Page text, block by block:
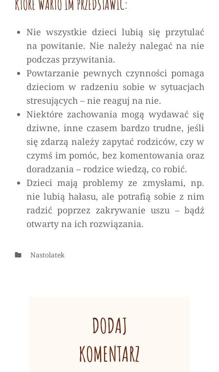
KTÓRE WARTO IM PRZEDSTAWIĆ:
Nie wszystkie dzieci lubią się przytulać
na powitanie. Nie należy nalegać na nie
podczas przywitania.
Powtarzanie pewnych czynności pomaga
dzieciom w radzeniu sobie w sytuacjach
stresujących – nie reaguj na nie.
Niektóre zachowania mogą wydawać się
dziwne, inne czasem bardzo trudne, jeśli
się zdarzą należy zapytać rodziców, czy w
czymś im pomóc, bez komentowania oraz
doradzania – rodzice wiedzą, co robić.
Dzieci mają problemy ze zmysłami, np.
nie lubią hałasu, ale potrafią sobie z nim
radzić poprzez zakrywanie uszu – bądź
otwarty na ich rozwiązania.
Categories
Nastolatek
DODAJ
KOMENTARZ